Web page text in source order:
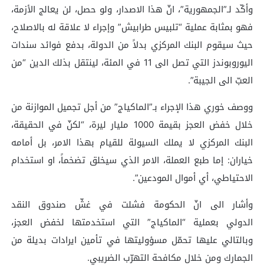
وأكّد لـ”الجمهورية”، انّ هذا الاصدار، ولو حصل، لن يعالج الأزمة،
فهو بمثابة عملية “تلبيس طرابيش” وإجراء لا علاقة له بالاصلاح،
حيث سيقوم البنك المركزي بدلاً من الدولة، بدفع فوائد سندات
اليوروبوندز التي تصل الى 11 في المئة، لينتقل بذلك الدين “من
العبّ الى الجيبة”.
ووصف خوري هذا الإجراء بـ”الماكياج” من أجل تجميل الموازنة من
خلال خفض العجز بقيمة 1000 مليار ليرة، “لكنّ في الحقيقة،
البنك المركزي لا يملك السيولة للقيام بهذا الامر، بل أمامه
خياران: إما طبع العملة، الامر الذي سيخلق تضخماً، او استخدام
الاحتياطي، أي أموال المودعين”.
وأشار الى انّ الحكومة فشلت في غشّ صندوق النقد
الدولي بعملية “الماكياج” التي استخدمتها لخفض العجز،
وبالتالي عليها تحمّل مسؤوليتها في تأمين ايرادات بديلة من
الجمارك ومن خلال مكافحة التهرّب الضريبي.